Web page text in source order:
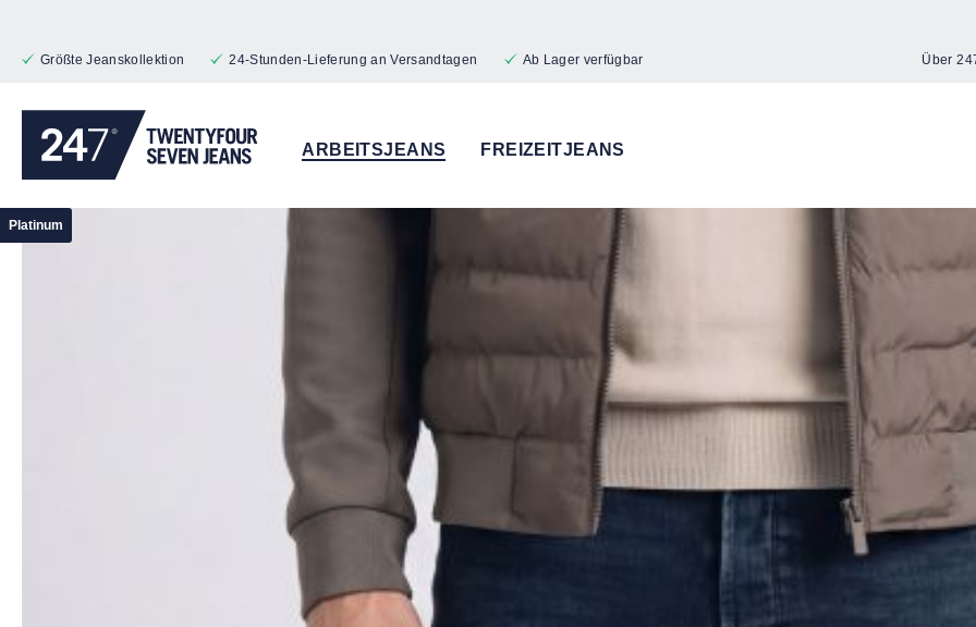
Größte Jeanskollektion 24-Stunden-Lieferung an Versandtagen Ab Lager verfügbar Über
ARBEITSJEANS FREIZEITJEANS
Platinum
Bildergalerie überspringen